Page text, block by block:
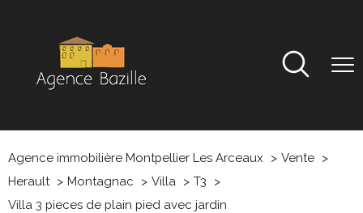
Agence immobilière Montpellier Les Arceaux
Vente
Herault
Montagnac Villa
T3
Villa 3 pieces de plain pied avec jardin